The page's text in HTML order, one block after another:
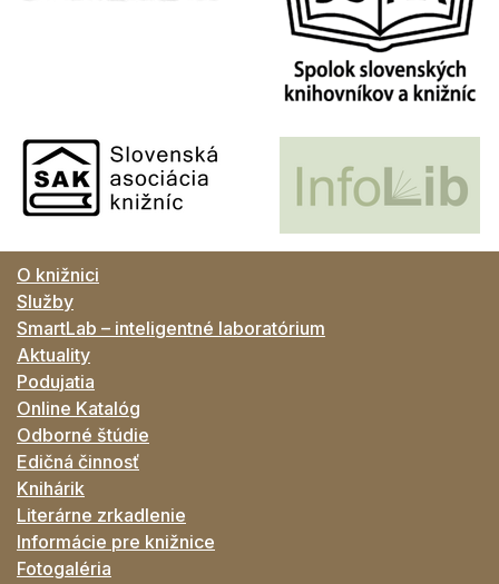
O knižnici
Služby
SmartLab – inteligentné laboratórium
Aktuality
Podujatia
Online Katalóg
Odborné štúdie
Edičná činnosť
Knihárik
Literárne zrkadlenie
Informácie pre knižnice
Fotogaléria